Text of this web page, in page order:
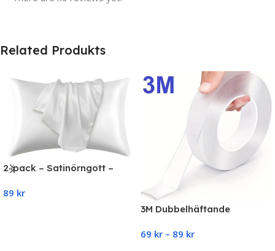
Related Produkts
2-pack – Satinörngott –
Vit
89 kr
3M Dubbelhäftande
Transparent 1Pcs
69 kr – 89 kr